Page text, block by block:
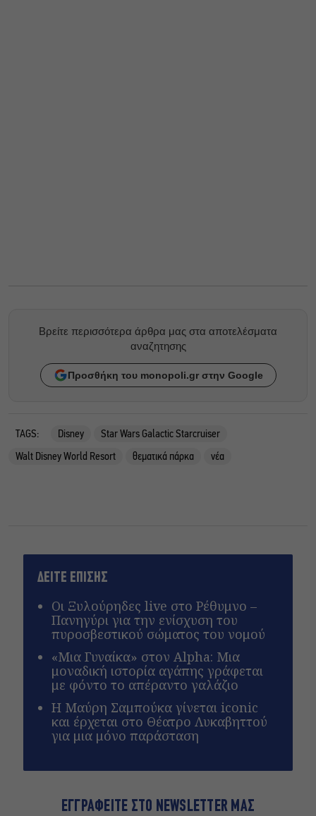
Βρείτε περισσότερα άρθρα μας στα αποτελέσματα
αναζητησης
Προσθήκη του monopoli.gr στην Google
TAGS: Disney
Star Wars Galactic Starcruiser
Walt Disney World Resort
θεματικά πάρκα νέα
ΔΕΙΤΕ ΕΠΙΣΗΣ
Οι Ξυλούρηδες live στο Ρέθυμνο –
Πανηγύρι για την ενίσχυση του
πυροσβεστικού σώματος του νομού
«Μια Γυναίκα» στον Alpha: Μια
μοναδική ιστορία αγάπης γράφεται
με φόντο το απέραντο γαλάζιο
Η Μαύρη Σαμπούκα γίνεται iconic
και έρχεται στο Θέατρο Λυκαβηττού
για μια μόνο παράσταση
ΕΓΓΡΑΦΕΙΤΕ ΣΤΟ NEWSLETTER ΜΑΣ